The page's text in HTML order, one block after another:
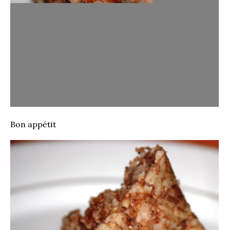
Bon appétit